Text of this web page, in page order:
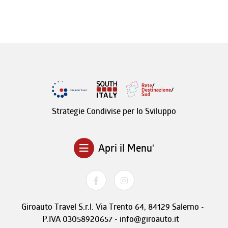
Strategie Condivise per lo Sviluppo
Apri il Menu'
Giroauto Travel S.r.l. Via Trento 64, 84129 Salerno -
P.IVA 03058920657 - info@giroauto.it